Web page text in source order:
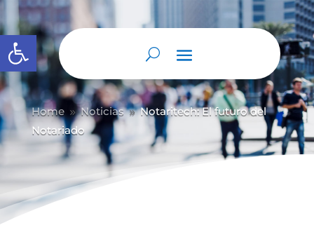
Abrir barra de herramientas
Home 9 Noticias 9 Notaritech: El futuro del
Notariado